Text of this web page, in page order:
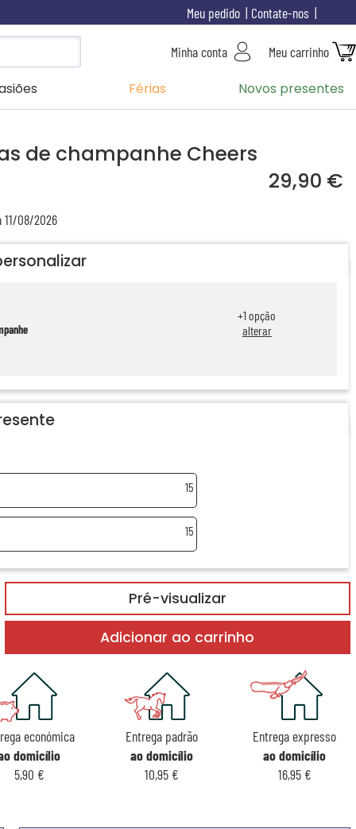
Contate-nos
Meu pedido
Minha conta Meu carrinho
Férias Novos presentes
de champanhe Cheers
29,90 €
08/2026
+1opção
alterar
15
15
Pré-visualizar
Adicionar ao carrinho
económica
domicílio
5,90 €
Entrega padrão
ao domicílio
10,95 €
Entrega expresso
ao domicílio
16,95 €